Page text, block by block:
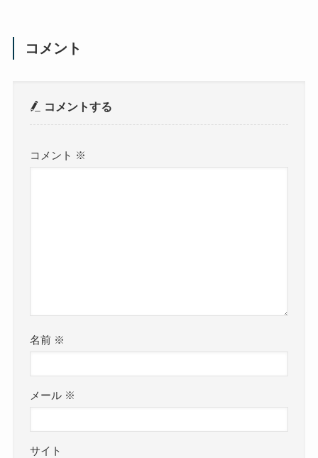
コメント
コメントする
コメント ※
名前 ※
メール ※
サイト